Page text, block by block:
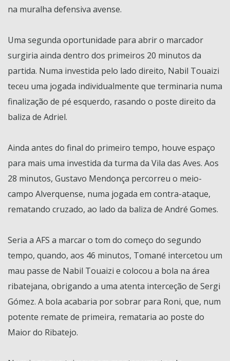
na muralha defensiva avense.
Uma segunda oportunidade para abrir o marcador
surgiria ainda dentro dos primeiros 20 minutos da
partida. Numa investida pelo lado direito, Nabil Touaizi
teceu uma jogada individualmente que terminaria numa
finalização de pé esquerdo, rasando o poste direito da
baliza de Adriel.
Ainda antes do final do primeiro tempo, houve espaço
para mais uma investida da turma da Vila das Aves. Aos
28 minutos, Gustavo Mendonça percorreu o meio-
campo Alverquense, numa jogada em contra-ataque,
rematando cruzado, ao lado da baliza de André Gomes.
Seria a AFS a marcar o tom do começo do segundo
tempo, quando, aos 46 minutos, Tomané intercetou um
mau passe de Nabil Touaizi e colocou a bola na área
ribatejana, obrigando a uma atenta interceção de Sergi
Gómez. A bola acabaria por sobrar para Roni, que, num
potente remate de primeira, remataria ao poste do
Maior do Ribatejo.